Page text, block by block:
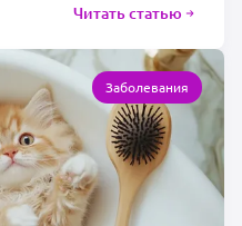
Читать статью
Заболевания